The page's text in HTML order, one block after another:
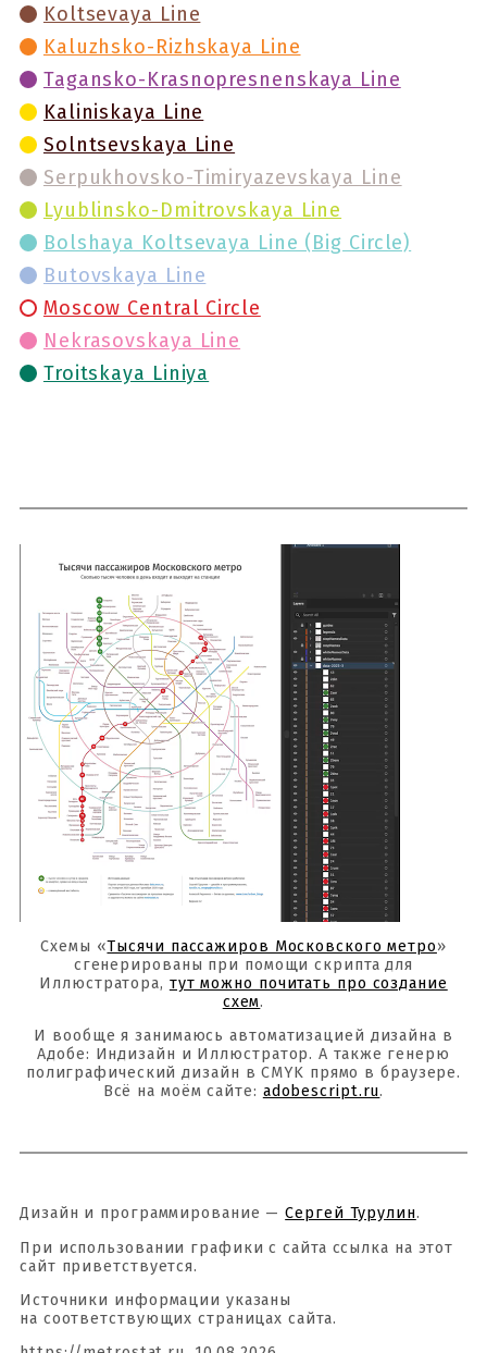
Koltsevaya Line
Kaluzhsko-Rizhskaya Line
Tagansko-Krasnopresnenskaya Line
Kaliniskaya Line
Solntsevskaya Line
Serpukhovsko-Timiryazevskaya Line
Lyublinsko-Dmitrovskaya Line
Bolshaya Koltsevaya Line (Big Circle)
Butovskaya Line
Moscow Central Circle
Nekrasovskaya Line
Troitskaya Liniya
Схемы «Тысячи пассажиров Московского метро»
сгенерированы при помощи скрипта для
Иллюстратора, тут можно почитать про создание
схем.
И вообще я занимаюсь автоматизацией дизайна в
Адобе: Индизайн и Иллюстратор. А также генерю
полиграфический дизайн в CMYK прямо в браузере.
Всё на моём сайте: adobescript.ru.
Дизайн и программирование —Сергей Турулин.
При использовании графики с сайта ссылка на этот
сайт приветствуется.
Источники информации указаны
на соответствующих страницах сайта.